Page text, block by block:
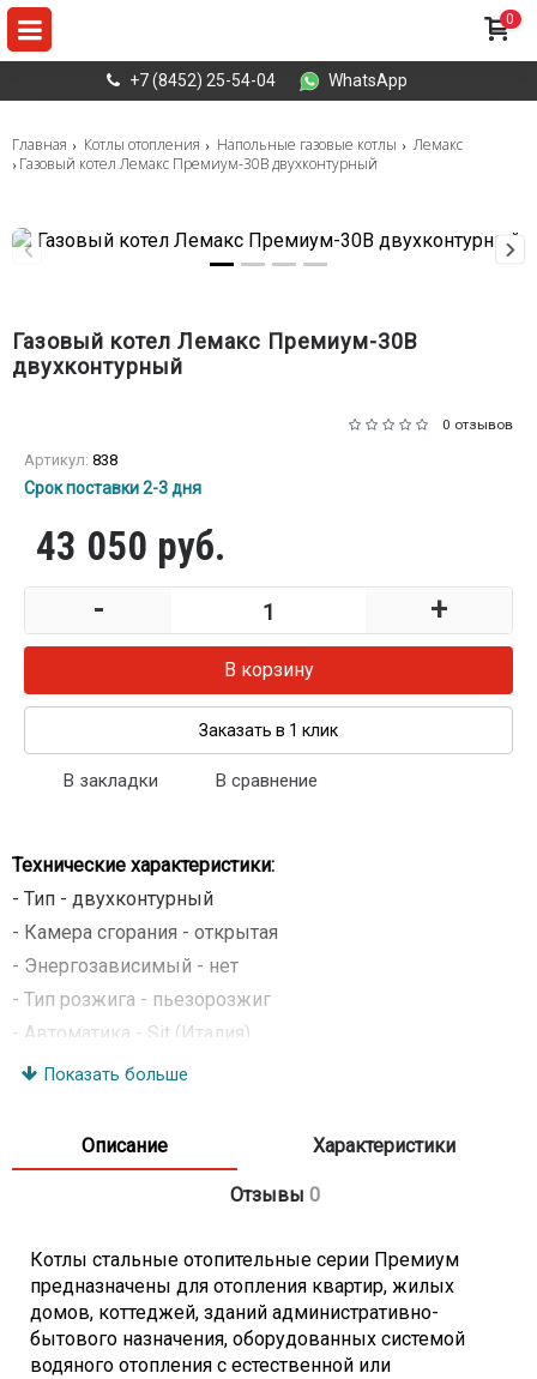
+7 (8452) 25-54-04 WhatsApp
0
Главная Котлы отопления Напольные газовые котлы
Лемакс
Газовый котел Лемакс Премиум-30В двухконтурный
Газовый котел Лемакс Премиум-30В
двухконтурный
0 отзывов
Артикул: 838
Срок поставки 2-3 дня
43 050 руб.
- +
В корзину
Заказать в 1 клик
В закладки В сравнение
Технические характеристики:
- Тип - двухконтурный
- Камера сгорания - открытая
- Энергозависимый - нет
- Тип розжига - пьезорозжиг
- Автоматика - Sit (Италия)
- Мощность - 30 кВт
- Теплообменник - стальной
- Проток горячей воды при DeltaT=30 град.C - 8 л/мин
- Расход природного газа - 1,75 м3/час (средний)
- КПД - 90%
- Рабочее давление контура отопления - 0,2 МПа
- Диаметр патрубка системы газоснабжения - G 3/4
дюйма
Показать больше
Описание Характеристики
Отзывы 0
Котлы стальные отопительные серии Премиум
предназначены для отопления квартир, жилых
домов, коттеджей, зданий административно-
бытового назначения, оборудованных системой
водяного отопления с естественной или